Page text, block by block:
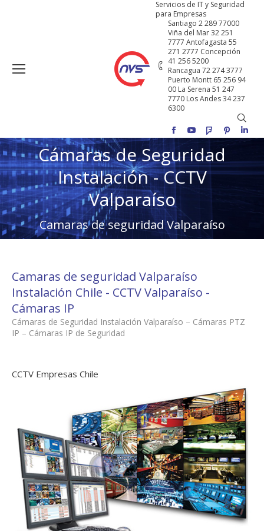
Servicios de IT y Seguridad
para Empresas
Santiago 2 289 77000
Viña del Mar 32 251
7777 Antofagasta 55
271 2777 Concepción
41 256 5200
Rancagua 72 274 3777
Puerto Montt 65 256 94
00 La Serena 51 247
7770 Los Andes 34 237
6300
Buscar:
Facebook
YouTubeFoursquare
Pinterest
Cámaras de Seguridad
Instalación - CCTV
Valparaíso
Camaras de seguridad Valparaíso
Estás aquí:
Camaras de seguridad Valparaíso
Instalación Chile - CCTV Valparaíso -
Cámaras IP
Cámaras de Seguridad Instalación Valparaíso – Cámaras PTZ
IP – Cámaras IP de Seguridad
CCTV Empresas Chile